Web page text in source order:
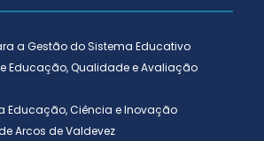
a Gestão do Sistema Educativo
Educação, Qualidade e Avaliação
Educação, Ciência e Inovação
Arcos de Valdevez